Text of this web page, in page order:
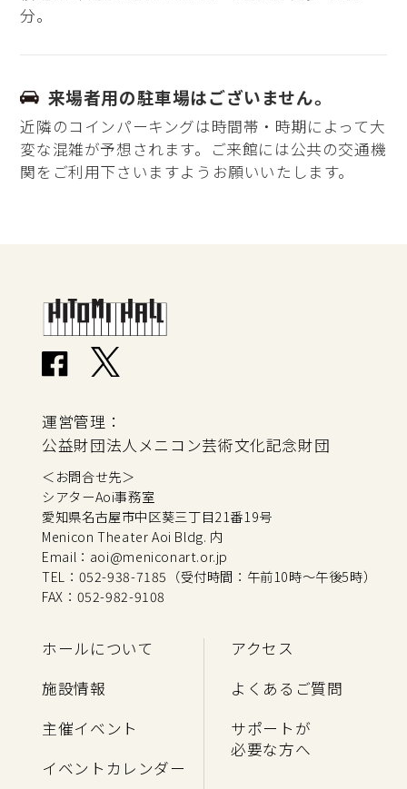
分。
来場者用の駐車場はございません。
近隣のコインパーキングは時間帯・時期によって大
変な混雑が予想されます。ご来館には公共の交通機
関をご利用下さいますようお願いいたします。
運営管理：
公益財団法人メニコン芸術文化記念財団
＜お問合せ先＞
シアターAoi事務室
愛知県名古屋市中区葵三丁目21番19号
Menicon Theater Aoi Bldg. 内
Email：aoi@meniconart.or.jp
TEL：052-938-7185（受付時間：午前10時～午後5時）
FAX：052-982-9108
ホールについて
施設情報
主催イベント
イベントカレンダー
アクセス
よくあるご質問
サポートが
必要な方へ